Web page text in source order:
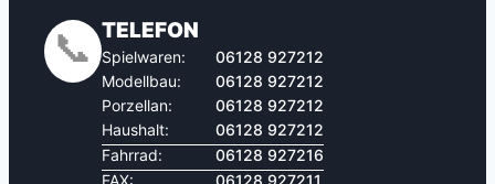
📞 TELEFON
Spielwaren:
06128 927212
Modellbau:
06128 927212
Porzellan:
06128 927212
Haushalt:
06128 927212
Fahrrad:
06128 927216